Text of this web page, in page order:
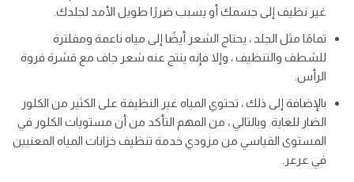
غير نظيف إلى جسمك أو يسبب ضررًا طويل الأمد لجلدك.
تمامًا مثل الجلد ، يحتاج الشعر أيضًا إلى مياه ناعمة ومفلترة
للشطف والتنظيف ، وإلا فإنه ينتج عنه شعر جاف مع قشرة فروة
الرأس.
بالإضافة إلى ذلك ، تحتوي المياه غير النظيفة على الكثير من الكلور
الضار للغاية. وبالتالي ، من المهم التأكد من أن مستويات الكلور في
المستوى القياسي من مزودي خدمة تنظيف خزانات المياه المعنيين
في عرعر.